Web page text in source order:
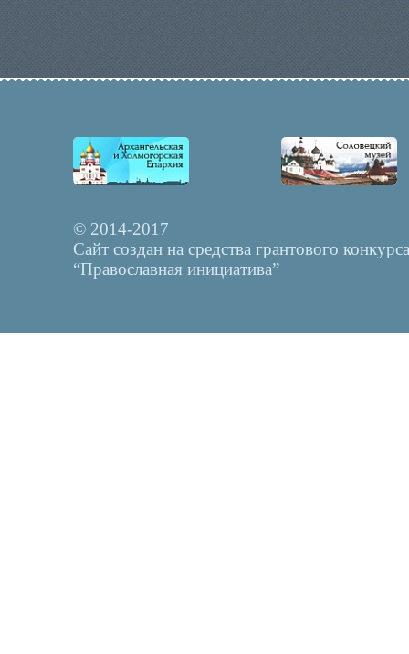
© 2014-2017
Сайт создан на средства грантового конкурса
“Православная инициатива”